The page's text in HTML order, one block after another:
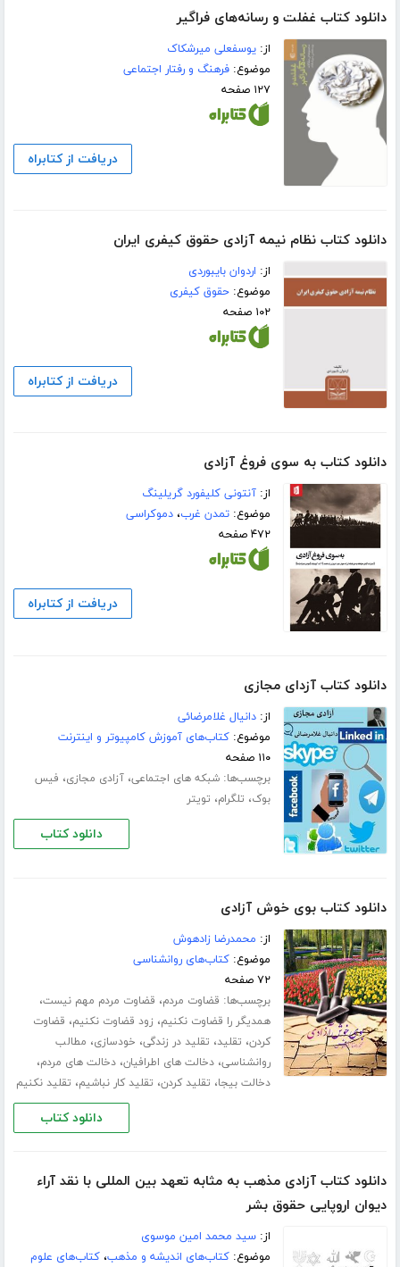
دانلود کتاب غفلت و رسانه‌های فراگیر
از:یوسفعلی میرشکاک
موضوع:فرهنگ و رفتار اجتماعی
۱۲۷ صفحه
دریافت از کتابراه
دانلود کتاب نظام نیمه آزادی حقوق کیفری ایران
از: اردوان بایبوردی
موضوع:حقوق کیفری
۱۰۲ صفحه
دریافت از کتابراه
دانلود کتاب به سوی فروغ آزادی
از:آنتونی کلیفورد گریلینگ
موضوع:تمدن غرب،دموکراسی
۴۷۲ صفحه
دریافت از کتابراه
دانلود کتاب آزدای مجازی
از:دانیال غلامرضائی
موضوع:کتاب‌های آموزش کامپیوتر و اینترنت
۱۱۰ صفحه
برچسب‌ها:شبکه های اجتماعی،آزادی مجازی، فیس
بوک، تلگرام، تویتر
دانلود کتاب
دانلود کتاب بوی خوش آزادی
از: محمدرضا زادهوش
موضوع:کتاب‌های روانشناسی
۷۲ صفحه
برچسب‌ها: قضاوت مردم، قضاوت مردم مهم نیست،
همدیگر را قضاوت نکنیم، زود قضاوت نکنیم، قضاوت
کردن، تقلید، تقلید در زندگی، خودسازی، مطالب
روانشناسی،دخالت های اطرافیان،دخالت های مردم،
دخالت بیجا، تقلید کردن، تقلید کار نباشیم، تقلید نکنیم
دانلود کتاب
دانلود کتاب آزادی مذهب به مثابه تعهد بین المللی با نقد آراء
دیوان اروپایی حقوق بشر
از:سید محمد امین موسوی
موضوع:کتاب‌های اندیشه و مذهب،کتاب‌های علوم